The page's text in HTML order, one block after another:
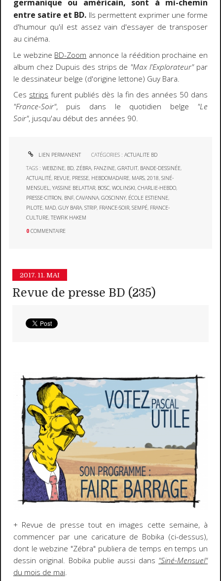
germanique ou américain, sont à mi-chemin
entre satire et BD. Ils permettent exprimer une forme
d'humour qu'il est assez vain d'essayer de transposer
au cinéma.
Le webzine BD-Zoom annonce la réédition prochaine en
album chez Dupuis des strips de "Max l'Explorateur"par
le dessinateur belge (d'origine lettone) Guy Bara.
Ces strips furent publiés dès la fin des années 50 dans
"France-Soir", puis dans le quotidien belge "Le
Soir", jusqu'au début des années 90.
LIEN PERMANENT CATÉGORIES :ACTUALITE BD
TAGS :WEBZINE, BD, ZÉBRA, FANZINE,GRATUIT, BANDE-DESSINÉE,
ACTUALITÉ, REVUE, PRESSE, HEBDOMADAIRE, MARS,2018,SINÉ-
MENSUEL,YASSINE BELATTAR, BOSC,WOLINSKI,CHARLIE-HEBDO,
PRESSE-CITRON, BNF,CAVANNA,GOSCINNY, ÉCOLE ESTIENNE,
PILOTE, MAD,GUY BARA,STRIP, FRANCE-SOIR,SEMPÉ, FRANCE-
CULTURE,TEWFIK HAKEM
0 COMMENTAIRE
2017. 11. MAI
Revue de presse BD (235)
+ Revue de presse tout en images cette semaine, à
commencer par une caricature de Bobika (ci-dessus),
dont le webzine "Zébra" publiera de temps en temps un
dessin original. Bobika publie aussi dans "Siné-Mensuel"
du mois de mai.